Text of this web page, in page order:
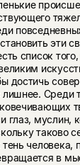
эти
список
достичь
лишнее. Среди
глаз, муслин,
таково
тень человека,
в